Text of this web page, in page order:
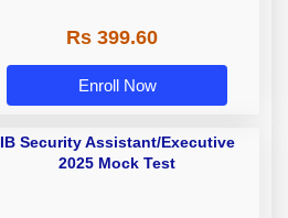
Rs 399.60
Enroll Now
IB Security Assistant/Executive
2025 Mock Test